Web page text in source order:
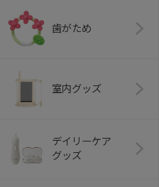
歯がため
室内グッズ
デイリーケア
グッズ